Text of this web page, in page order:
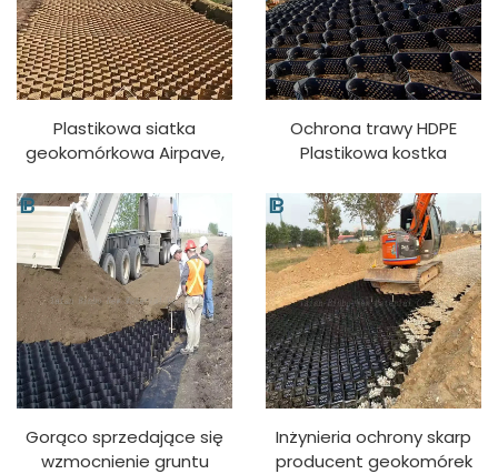
Plastikowa siatka
geokomórkowa Airpave,
strukturze plastra miodu,
do kontroli erozji
Ochrona trawy HDPE
Plastikowa kostka
HDPE Teksturowane i
perforowane
Gorąco sprzedające się
wzmocnienie gruntu
Inżynieria ochrony skarp
producent geokomórek